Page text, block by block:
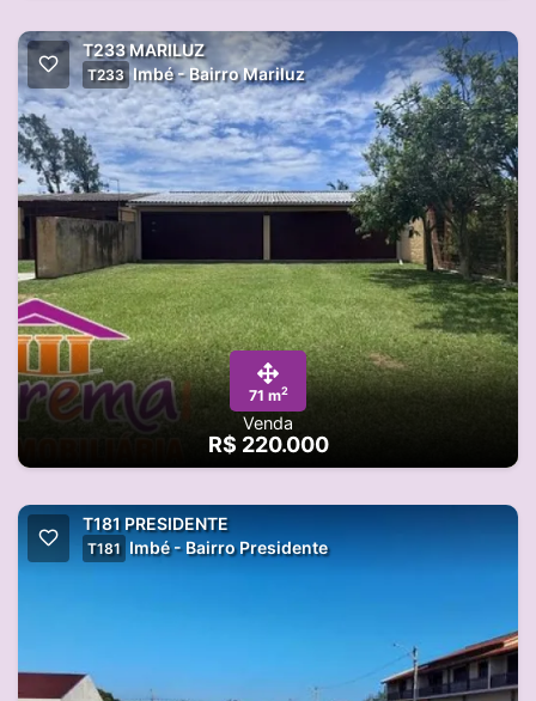
T233 MARILUZ
T233 Imbé - Bairro Mariluz
71 m2
Venda
R$ 220.000
T181 PRESIDENTE
T181 Imbé - Bairro Presidente